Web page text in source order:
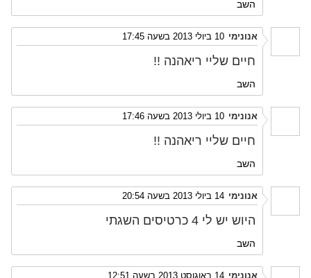
השב
אנונימי 10 ביולי 2013 בשעה 17:45
חיים שליי ריאהנה !!
השב
אנונימי 10 ביולי 2013 בשעה 17:46
חיים שליי ריאהנה !!
השב
אנונימי 14 ביולי 2013 בשעה 20:54
היוש יש לי 4 כרטיסים השגתי
השב
אנונימי 14 באוגוסט 2013 בשעה 12:51